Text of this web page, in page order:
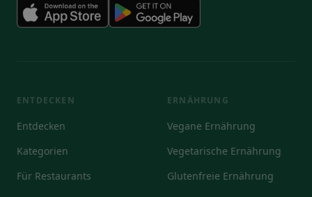
ENTDECKEN
Entdecken
Kategorien
Für Restaurants
ERNÄHRUNG
Vegane Ernährung
Vegetarische Ernährung
Glutenfreie Ernährung